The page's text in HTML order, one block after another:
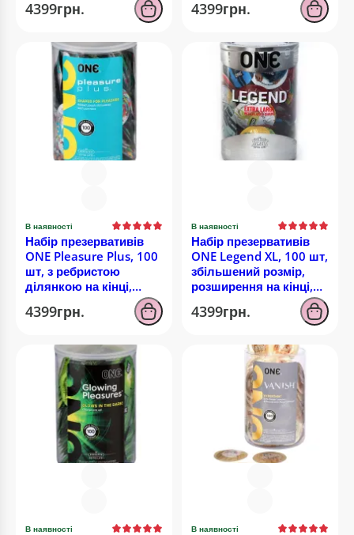
4399грн. 4399грн.
В наявності
Набір презервативів
ONE Pleasure Plus, 100
шт, з ребристою
ділянкою на кінці,
4399грн.
В наявності
Набір презервативів
ONE Legend XL, 100 шт,
збільшений розмір,
розширення на кінці,
4399грн.
В наявності В наявності